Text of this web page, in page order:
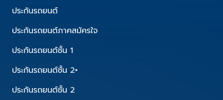
ประกันรถยนต์
ประกันรถยนต์ภาคสมัครใจ
ประกันรถยนต์ชั้น 1
ประกันรถยนต์ชั้น 2+
ประกันรถยนต์ชั้น 2